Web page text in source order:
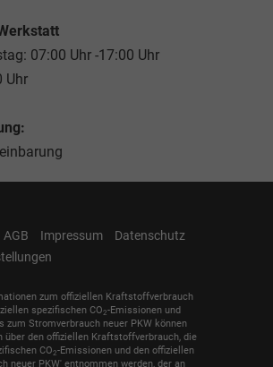
07:00 Uhr -17:00 Uhr
Uhr
AGB Impressum
Datenschutz
zum offiziellen Kraftstoffverbrauch
spezifischen CO2-Emissionen und
zum Stromverbrauch neuer PKW können
über den offiziellen Kraftstoffverbrauch, die
CO2-Emissionen und den offiziellen
neuer PKW' entnommen werden, der an